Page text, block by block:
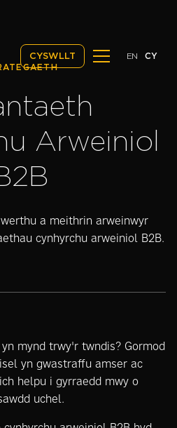
CYSWLLT EN
CY
Arweiniol
a meithrin arweinwyr
cynhyrchu arweiniol B2B.
mynd trwy'r twndis? Gormod
yn gwastraffu amser ac
helpu i gyrraedd mwy o
uchel.